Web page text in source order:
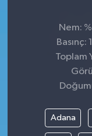
Nem:
Toplam
Adana